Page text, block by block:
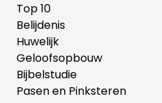
Top 10
Belijdenis
Huwelijk
Geloofsopbouw
Bijbelstudie
Pasen en Pinksteren